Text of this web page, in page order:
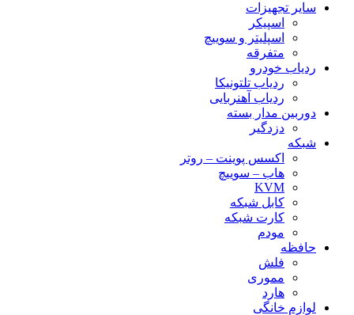
سایر تجهیزات
اسپیکر
اسپلیتر و سوییچ
متفرقه
ردیاب خودرو
ردیاب تلتونیکا
ردیاب آهنربایی
دوربین مدار بسته
دزدگیر
شبکه
اکسس پوینت – روتر
هاب – سوییچ
KVM
کابل شبکه
کارت شبکه
مودم
حافظه
فلش
مموری
هارد
لوازم خانگی